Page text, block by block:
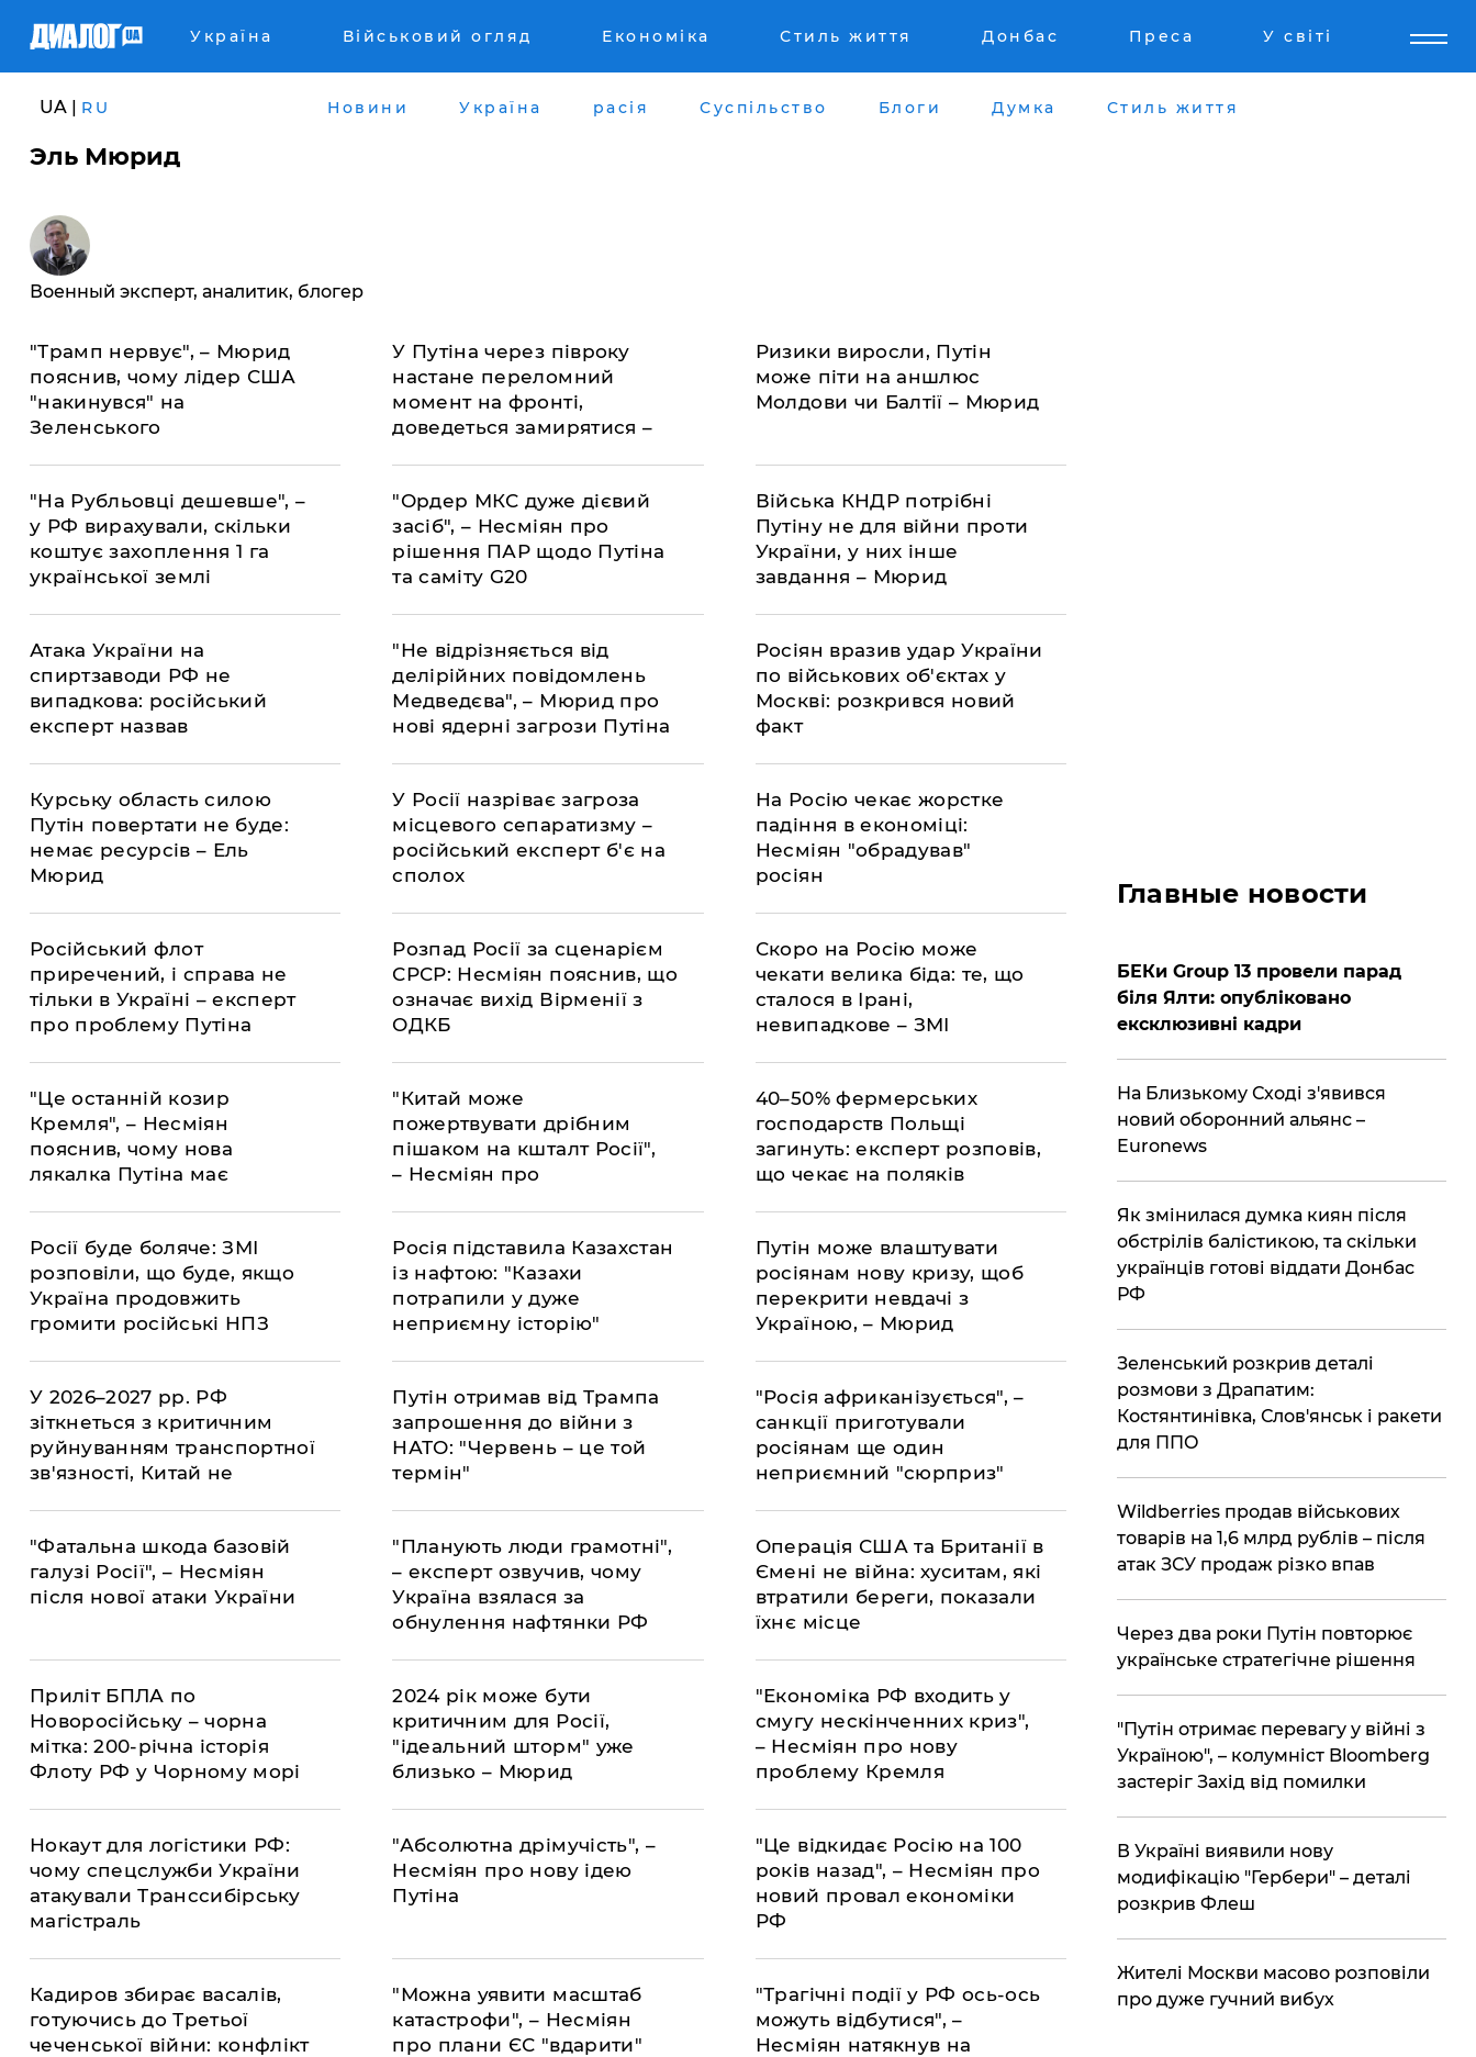
Україна Військовий огляд Економіка Стиль життя Донбас Преса У світі
UA | RU Новини Україна расія Суспільство Блоги Думка Стиль життя
Эль Мюрид
Военный эксперт, аналитик, блогер
"Трамп нервує", – Мюрид
пояснив, чому лідер США
"накинувся" на
Зеленського
У Путіна через півроку
настане переломний
момент на фронті,
доведеться замирятися –
Ризики виросли, Путін
може піти на аншлюс
Молдови чи Балтії – Мюрид
"На Рубльовці дешевше", –
у РФ вирахували, скільки
коштує захоплення 1 га
української землі
"Ордер МКС дуже дієвий
засіб", – Несміян про
рішення ПАР щодо Путіна
та саміту G20
Війська КНДР потрібні
Путіну не для війни проти
України, у них інше
завдання – Мюрид
Атака України на
спиртзаводи РФ не
випадкова: російський
експерт назвав
"Не відрізняється від
делірійних повідомлень
Медведєва", – Мюрид про
нові ядерні загрози Путіна
Росіян вразив удар України
по військових об'єктах у
Москві: розкрився новий
факт
Курську область силою
Путін повертати не буде:
немає ресурсів – Ель
Мюрид
У Росії назріває загроза
місцевого сепаратизму –
російський експерт б'є на
сполох
На Росію чекає жорстке
падіння в економіці:
Несміян "обрадував"
росіян
Російський флот
приречений, і справа не
тільки в Україні – експерт
про проблему Путіна
Розпад Росії за сценарієм
СРСР: Несміян пояснив, що
означає вихід Вірменії з
ОДКБ
Скоро на Росію може
чекати велика біда: те, що
сталося в Ірані,
невипадкове – ЗМІ
"Це останній козир
Кремля", – Несміян
пояснив, чому нова
лякалка Путіна має
"Китай може
пожертвувати дрібним
пішаком на кшталт Росії",
– Несміян про
40–50% фермерських
господарств Польщі
загинуть: експерт розповів,
що чекає на поляків
Росії буде боляче: ЗМІ
розповіли, що буде, якщо
Україна продовжить
громити російські НПЗ
Росія підставила Казахстан
із нафтою: "Казахи
потрапили у дуже
неприємну історію"
Путін може влаштувати
росіянам нову кризу, щоб
перекрити невдачі з
Україною, – Мюрид
У 2026–2027 рр. РФ
зіткнеться з критичним
руйнуванням транспортної
зв'язності, Китай не
Путін отримав від Трампа
запрошення до війни з
НАТО: "Червень – це той
термін"
"Росія африканізується", –
санкції приготували
росіянам ще один
неприємний "сюрприз"
"Фатальна шкода базовій
галузі Росії", – Несміян
після нової атаки України
"Планують люди грамотні",
– експерт озвучив, чому
Україна взялася за
обнулення нафтянки РФ
Операція США та Британії в
Ємені не війна: хуситам, які
втратили береги, показали
їхнє місце
Приліт БПЛА по
Новоросійську – чорна
мітка: 200-річна історія
Флоту РФ у Чорному морі
2024 рік може бути
критичним для Росії,
"ідеальний шторм" уже
близько – Мюрид
"Економіка РФ входить у
смугу нескінченних криз",
– Несміян про нову
проблему Кремля
Нокаут для логістики РФ:
чому спецслужби України
атакували Транссибірську
магістраль
"Абсолютна дрімучість", –
Несміян про нову ідею
Путіна
"Це відкидає Росію на 100
років назад", – Несміян про
новий провал економіки
РФ
​Кадиров збирає васалів,
готуючись до Третьої
чеченської війни: конфлікт
"Можна уявити масштаб
катастрофи", – Несміян
про плани ЄС "вдарити"
"Трагічні події у РФ ось-ось
можуть відбутися", –
Несміян натякнув на
Главные новости
БЕКи Group 13 провели парад
біля Ялти: опубліковано
ексклюзивні кадри
На Близькому Сході з'явився
новий оборонний альянс –
Euronews
Як змінилася думка киян після
обстрілів балістикою, та скільки
українців готові віддати Донбас
РФ
Зеленський розкрив деталі
розмови з Драпатим:
Костянтинівка, Слов'янськ і ракети
для ППО
Wildberries продав військових
товарів на 1,6 млрд рублів – після
атак ЗСУ продаж різко впав
Через два роки Путін повторює
українське стратегічне рішення
"Путін отримає перевагу у війні з
Україною", – колумніст Bloomberg
застеріг Захід від помилки
В Україні виявили нову
модифікацію "Гербери" – деталі
розкрив Флеш
Жителі Москви масово розповіли
про дуже гучний вибух